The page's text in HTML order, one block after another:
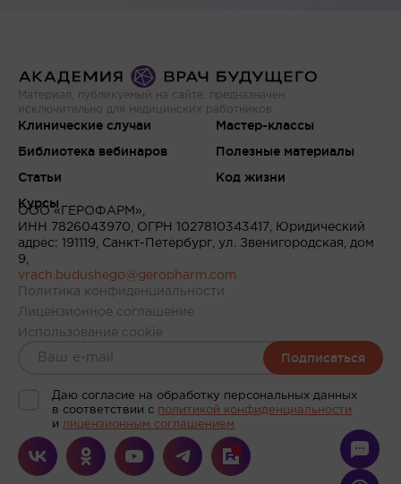
Материал, публикуемый на сайте, предназначен
исключительно для медицинских работников
Клинические случаи
Библиотека вебинаров
Статьи
Курсы
Мастер-классы
Полезные материалы
Код жизни
ООО «ГЕРОФАРМ»,
ИНН 7826043970, ОГРН 1027810343417, Юридический
адрес: 191119, Санкт-Петербург, ул. Звенигородская, дом
9,
vrach.budushego@geropharm.com
Политика конфиденциальности
Лицензионное соглашение
Использование cookie
Подписаться
Даю согласие на обработку персональных данных
в соответствии c политикой конфиденциальности
и лицензионным соглашением